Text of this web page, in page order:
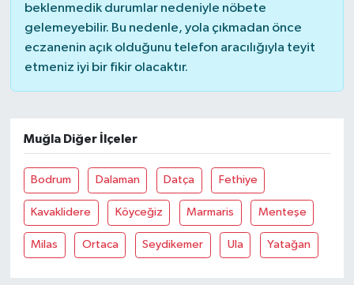
beklenmedik durumlar nedeniyle nöbete
gelemeyebilir. Bu nedenle, yola çıkmadan önce
eczanenin açık olduğunu telefon aracılığıyla teyit
etmeniz iyi bir fikir olacaktır.
Muğla Diğer İlçeler
Bodrum Dalaman Datça Fethiye
Kavaklidere Köyceğiz Marmaris Menteşe
Milas Ortaca Seydikemer Ula Yatağan